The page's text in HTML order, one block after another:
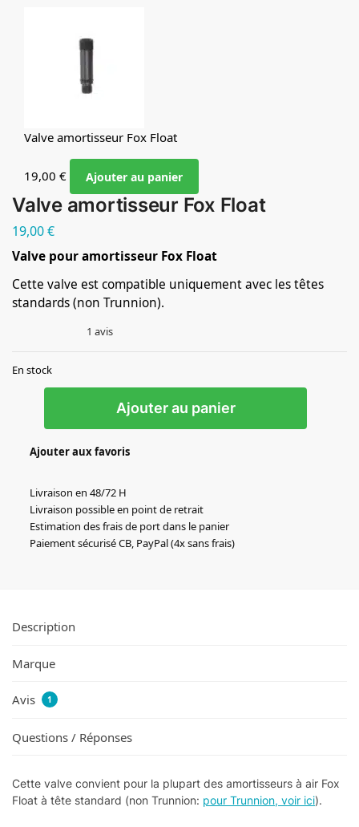
Valve amortisseur Fox Float
19,00 € Ajouter au panier
Valve amortisseur Fox Float
19,00€
Valve pour amortisseur Fox Float
Cette valve est compatible uniquement avec les têtes
standards (non Trunnion).
1 avis
En stock
Ajouter au panier
Ajouter aux favoris
Livraison en 48/72 H
Livraison possible en point de retrait
Estimation des frais de port dans le panier
Paiement sécurisé CB, PayPal (4x sans frais)
Description
Marque
Avis 1
Questions / Réponses
Cette valve convient pour la plupart des amortisseurs à air Fox
Float à tête standard (non Trunnion: pour Trunnion, voir ici).